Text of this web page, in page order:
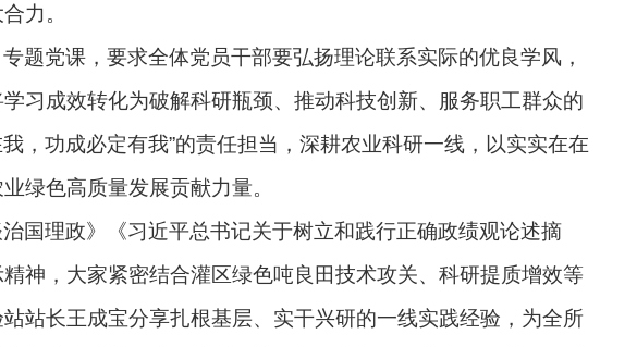
力。
题党课，要求全体党员干部要弘扬理论联系实际的优良学风，
习成效转化为破解科研瓶颈、推动科技创新、服务职工群众的
，功成必定有我”的责任担当，深耕农业科研一线，以实实在在
绿色高质量发展贡献力量。
国理政》《习近平总书记关于树立和践行正确政绩观论述摘
神，大家紧密结合灌区绿色吨良田技术攻关、科研提质增效等
站长王成宝分享扎根基层、实干兴研的一线实践经验，为全所